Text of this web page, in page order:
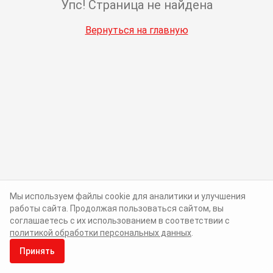
Упс! Страница не найдена
Вернуться на главную
Мы используем файлы cookie для аналитики и улучшения
работы сайта. Продолжая пользоваться сайтом, вы
соглашаетесь с их использованием в соответствии с
политикой обработки персональных данных
Принять